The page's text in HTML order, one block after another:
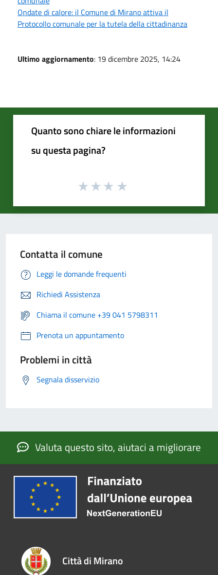
Ondate di calore: il Comune di Mirano attiva il
Protocollo comunale per la tutela della cittadinanza
Ultimo aggiornamento: 19 dicembre 2025, 14:24
Quanto sono chiare le informazioni
su questa pagina?
Contatta il comune
Leggi le domande frequenti
Richiedi Assistenza
Chiama il comune +39 041 5798311
Prenota un appuntamento
Problemi in città
Segnala disservizio
Valuta questo sito, aiutaci a migliorare
Città di Mirano